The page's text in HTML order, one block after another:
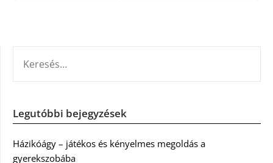
Legutóbbi bejegyzések
Házikóágy – játékos és kényelmes megoldás a
gyerekszobába